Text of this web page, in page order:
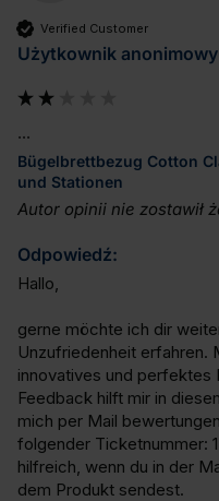
Verified Customer
Użytkownik anonimowy
...
Bügelbrettbezug Cotton
und Stationen
Autor opinii nie zostawił
Odpowiedź:
Hallo,
gerne möchte ich dir
Unzufriedenheit erfahren.
innovatives und perfektes
Feedback hilft mir in
mich per Mail
folgender Ticketnummer:
hilfreich, wenn du in der
dem Produkt sendest.